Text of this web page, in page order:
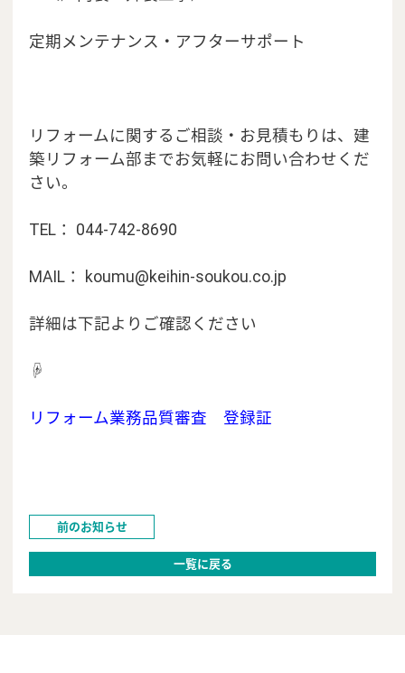
定期メンテナンス・アフターサポート
リフォームに関するご相談・お見積もりは、建
築リフォーム部までお気軽にお問い合わせくだ
さい。
TEL： 044-742-8690
MAIL： koumu@keihin-soukou.co.jp
詳細は下記よりご確認ください
☟
リフォーム業務品質審査 登録証
前のお知らせ
一覧に戻る